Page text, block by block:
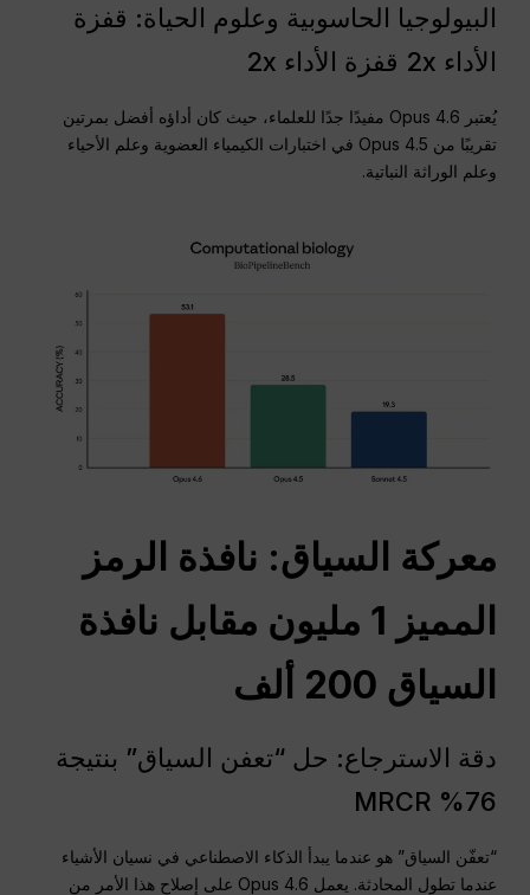
البيولوجيا الحاسوبية وعلوم الحياة: قفزة
الأداء 2x قفزة الأداء 2x
يُعتبر Opus 4.6 مفيدًا جدًا للعلماء، حيث كان أداؤه أفضل بمرتين
تقريبًا من Opus 4.5 في اختبارات الكيمياء العضوية وعلم الأحياء
وعلم الوراثة النباتية.
معركة السياق: نافذة الرمز
المميز 1 مليون مقابل نافذة
السياق 200 ألف
دقة الاسترجاع: حل “تعفن السياق” بنتيجة
76% MRCR
“تعفّن السياق” هو عندما يبدأ الذكاء الاصطناعي في نسيان الأشياء
عندما تطول المحادثة. يعمل Opus 4.6 على إصلاح هذا الأمر من